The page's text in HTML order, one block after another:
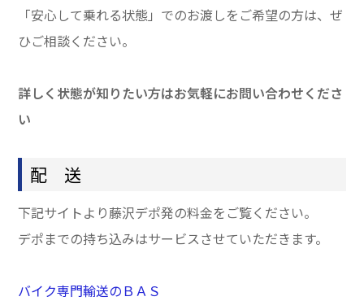
「安心して乗れる状態」でのお渡しをご希望の方は、ぜ
ひご相談ください。
詳しく状態が知りたい方はお気軽にお問い合わせくださ
い
配 送
下記サイトより藤沢デポ発の料金をご覧ください。
デポまでの持ち込みはサービスさせていただきます。
バイク専門輸送のＢＡＳ